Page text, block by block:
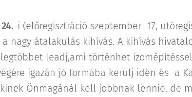
-i (előregisztráció szeptember 17,
nagy átalakulás kihívás. A kihívás
leadj,ami történhet
igazán jó formába kerülj idén és a
Önmagánál kell jobbnak lennie, de